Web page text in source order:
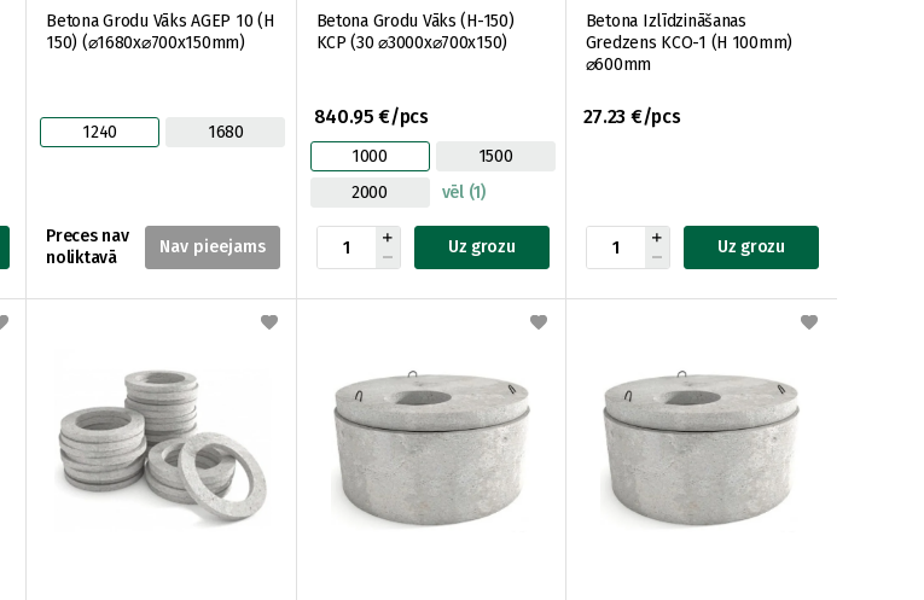
Betona Grodu Vāks AGEP 10 (H
150) (⌀1680x⌀700x150mm)
1240 1680
Preces nav
noliktavā
Betona Grodu Vāks (H-150)
KCP (30 ⌀3000x⌀700x150)
840.95 €/pcs
1000
1500
2000
vēl (1)
Uz grozu
Betona Izlīdzināšanas
Gredzens KCO-1 (H 100mm)
⌀600mm
27.23 €/pcs
Uz grozu